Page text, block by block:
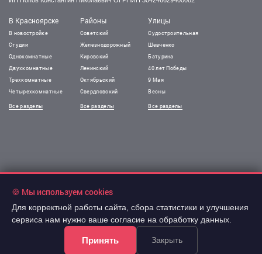
В Красноярске
В новостройке
Студии
Однокомнатные
Двухкомнатные
Трехкомнатные
Четырехкомнатные
Все разделы
Районы
Советский
Железнодорожный
Кировский
Ленинский
Октябрьский
Свердловский
Все разделы
Улицы
Судостроительная
Шевченко
Батурина
40 лет Победы
9 Мая
Весны
Все разделы
🍪 Мы используем cookies
Для корректной работы сайта, сбора статистики и улучшения
сервиса нам нужно ваше согласие на обработку данных.
Принять Закрыть